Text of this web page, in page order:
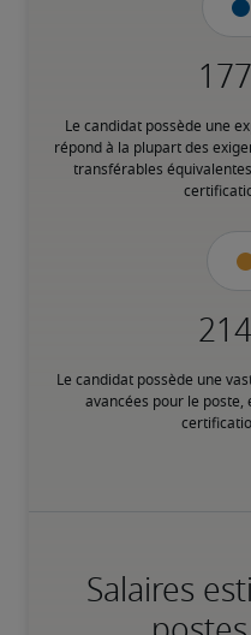
Le candidat possède une
répond à la plupart des
transférables
Le candidat possède une
avancées pour le poste,
Salaires